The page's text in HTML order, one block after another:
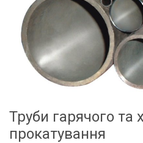
Труби гарячого та
прокатування